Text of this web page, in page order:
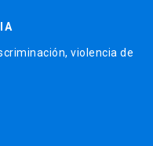
violencia de